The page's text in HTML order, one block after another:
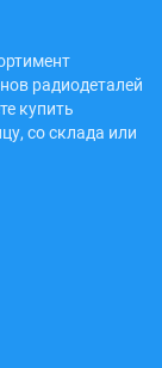
радиодеталей
купить
со склада или